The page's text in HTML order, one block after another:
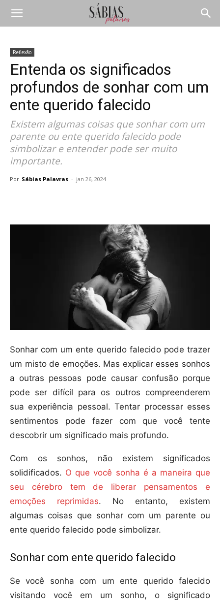
Reflexão
Entenda os significados
profundos de sonhar com um
ente querido falecido
Existem algumas coisas que sonhar com um
parente ou ente querido falecido pode
simbolizar e entender pode ser muito
importante.
Por Sábias Palavras - jan 26, 2024
Sonhar com um ente querido falecido pode trazer
um misto de emoções. Mas explicar esses sonhos
a outras pessoas pode causar confusão porque
pode ser difícil para os outros compreenderem
sua experiência pessoal. Tentar processar esses
sentimentos pode fazer com que você tente
descobrir um significado mais profundo.
Com os sonhos, não existem significados
solidificados. O que você sonha é a maneira que
seu cérebro tem de liberar pensamentos e
emoções reprimidas. No entanto, existem
algumas coisas que sonhar com um parente ou
ente querido falecido pode simbolizar.
Sonhar com ente querido falecido
Se você sonha com um ente querido falecido
visitando você em um sonho, o significado